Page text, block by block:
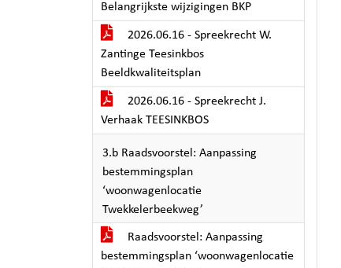
Belangrijkste wijzigingen BKP
2026.06.16 - Spreekrecht W.
Zantinge Teesinkbos
Beeldkwaliteitsplan
2026.06.16 - Spreekrecht J.
Verhaak TEESINKBOS
3.b Raadsvoorstel: Aanpassing
bestemmingsplan
‘woonwagenlocatie
Twekkelerbeekweg’
Raadsvoorstel: Aanpassing
bestemmingsplan ‘woonwagenlocatie